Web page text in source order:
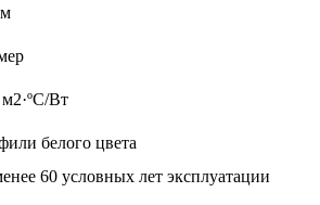
Вт
белого цвета
60 условных лет эксплуатации